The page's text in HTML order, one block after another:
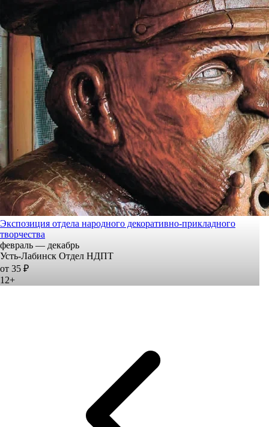
Экспозиция отдела народного декоративно-прикладного
творчества
февраль — декабрь
Усть-Лабинск Отдел НДПТ
от 35 ₽
12+